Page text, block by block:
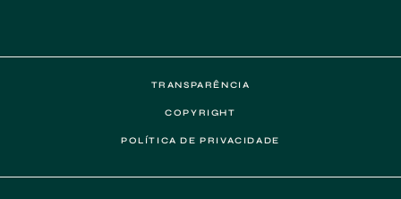
TRANSPARÊNCIA
COPYRIGHT
POLÍTICA DE PRIVACIDADE